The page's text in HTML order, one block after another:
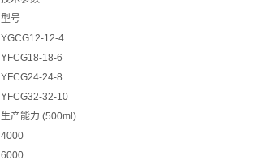
型号
YGCG12-12-4
YFCG18-18-6
YFCG24-24-8
YFCG32-32-10
生产能力 (500ml)
4000
6000